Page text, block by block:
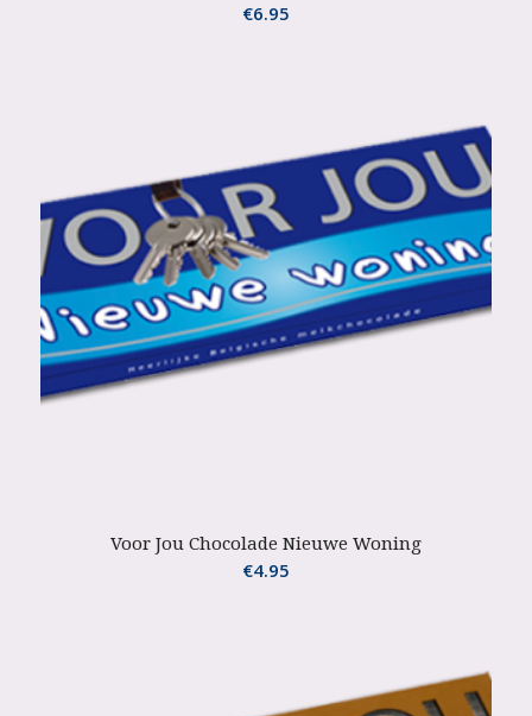
€6.95
Voor Jou Chocolade Nieuwe Woning
€4.95